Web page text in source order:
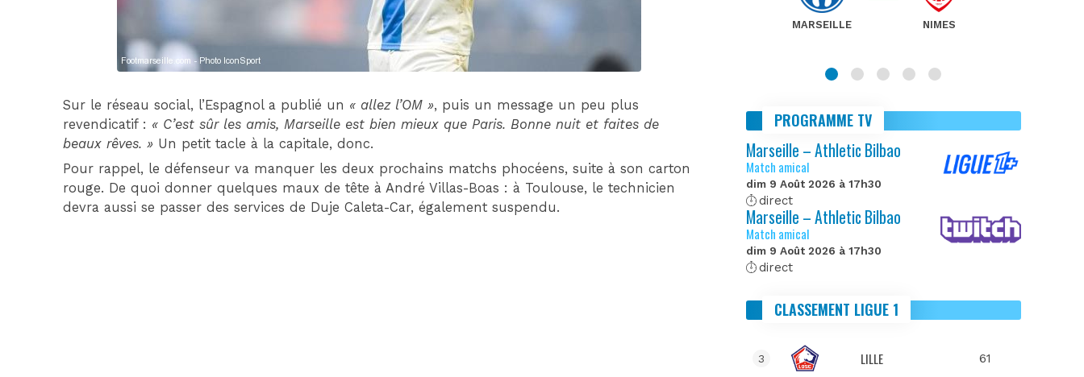
Sur le réseau social, l’Espagnol a publié un « allez l’OM », puis un message un peu plus
revendicatif : « C’est sûr les amis, Marseille est bien mieux que Paris. Bonne nuit et faites de
beaux rêves. » Un petit tacle à la capitale, donc.
Pour rappel, le défenseur va manquer les deux prochains matchs phocéens, suite à son carton
rouge. De quoi donner quelques maux de tête à André Villas-Boas : à Toulouse, le technicien
devra aussi se passer des services de Duje Caleta-Car, également suspendu.
MARSEILLE NIMES
PROGRAMME TV
Marseille – Athletic Bilbao
Match amical
dim 9 Août 2026 à 17h30
direct
Marseille – Athletic Bilbao
Match amical
dim 9 Août 2026 à 17h30
direct
CLASSEMENT LIGUE 1
3 LILLE 61